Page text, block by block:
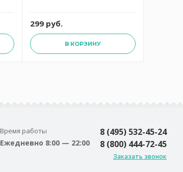
299 руб.
В КОРЗИНУ
Время работы
Ежедневно 8:00 — 22:00
8 (495) 532-45-24
8 (800) 444-72-45
Заказать звонок